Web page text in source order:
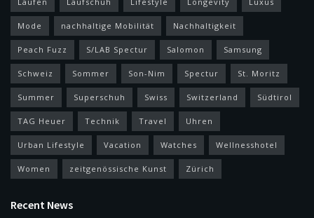
Mode nachhaltige Mobilität Nachhaltigkeit
Peach Fuzz S/LAB Spectur Salomon Samsung
Schweiz Sommer Son-Nim Spectur St. Moritz
Summer Superschuh Swiss Switzerland Südtirol
TAG Heuer Technik Travel Uhren
Urban Lifestyle Vacation Watches Wellnesshotel
Women zeitgenössische Kunst Zürich
Recent News